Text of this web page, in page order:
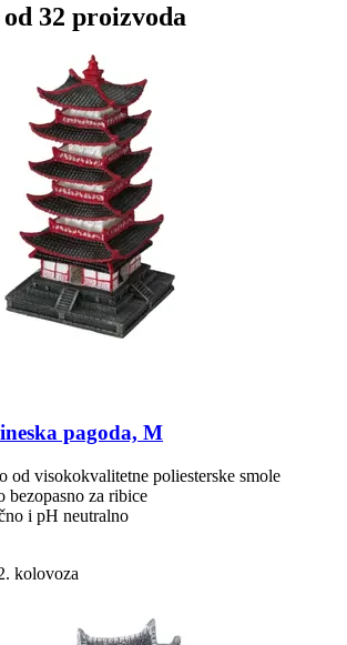
32 proizvoda
pagoda, M
od visokokvalitetne poliesterske smole
bezopasno za ribice
i pH neutralno
kolovoza